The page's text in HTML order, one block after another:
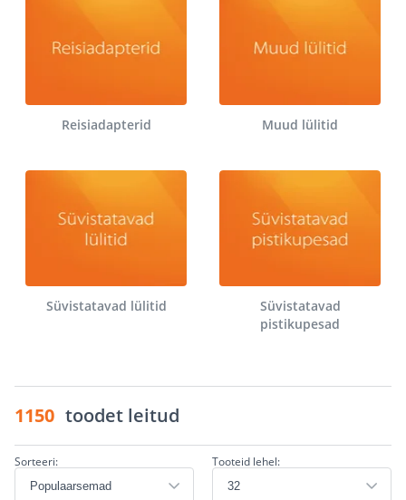
Reisiadapterid Muud lülitid
Süvistatavad lülitid
Süvistatavad
pistikupesad
1150 toodet leitud
Sorteeri: Tooteid lehel: